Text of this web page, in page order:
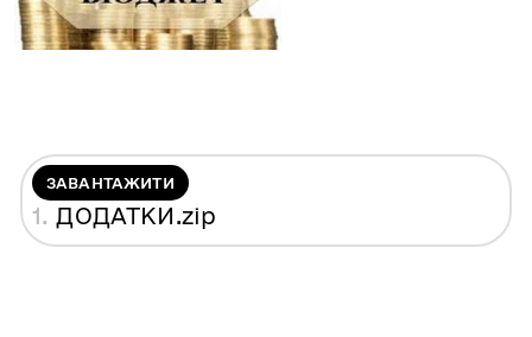
ЗАВАНТАЖИТИ
1. ДОДАТКИ.zip